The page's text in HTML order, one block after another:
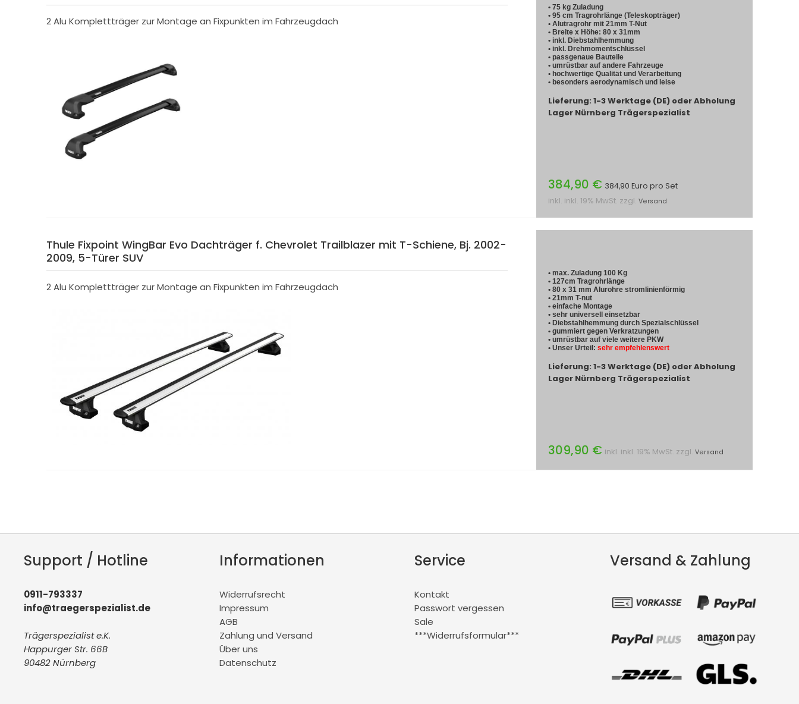
2 Alu Komplettträger zur Montage an Fixpunkten im Fahrzeugdach
• 75 kg Zuladung
• 95 cm Tragrohrlänge (Teleskopträger)
• Alutragrohr mit 21mm T-Nut
• Breite x Höhe: 80 x 31mm
• inkl. Diebstahlhemmung
• inkl. Drehmomentschlüssel
• passgenaue Bauteile
• umrüstbar auf andere Fahrzeuge
• hochwertige Qualität und Verarbeitung
• besonders aerodynamisch und leise
Lieferung: 1-3 Werktage (DE) oder Abholung
Lager Nürnberg Trägerspezialist
384,90 € 384,90 Euro pro Set
inkl. inkl. 19% MwSt. zzgl. Versand
Thule Fixpoint WingBar Evo Dachträger f. Chevrolet Trailblazer mit T-Schiene, Bj. 2002-
2009, 5-Türer SUV
2 Alu Komplettträger zur Montage an Fixpunkten im Fahrzeugdach
• max. Zuladung 100 Kg
• 127cm Tragrohrlänge
• 80 x 31 mm Alurohre stromlinienförmig
• 21mm T-nut
• einfache Montage
• sehr universell einsetzbar
• Diebstahlhemmung durch Spezialschlüssel
• gummiert gegen Verkratzungen
• umrüstbar auf viele weitere PKW
• Unser Urteil: sehr empfehlenswert
Lieferung: 1-3 Werktage (DE) oder Abholung
Lager Nürnberg Trägerspezialist
309,90 € inkl. inkl. 19% MwSt. zzgl. Versand
Support / Hotline
0911-793337
info@traegerspezialist.de
Trägerspezialist e.K.
Happurger Str. 66B
90482 Nürnberg
Informationen
Widerrufsrecht
Impressum
AGB
Zahlung und Versand
Über uns
Datenschutz
Service
Kontakt
Passwort vergessen
Sale
***Widerrufsformular***
Versand & Zahlung